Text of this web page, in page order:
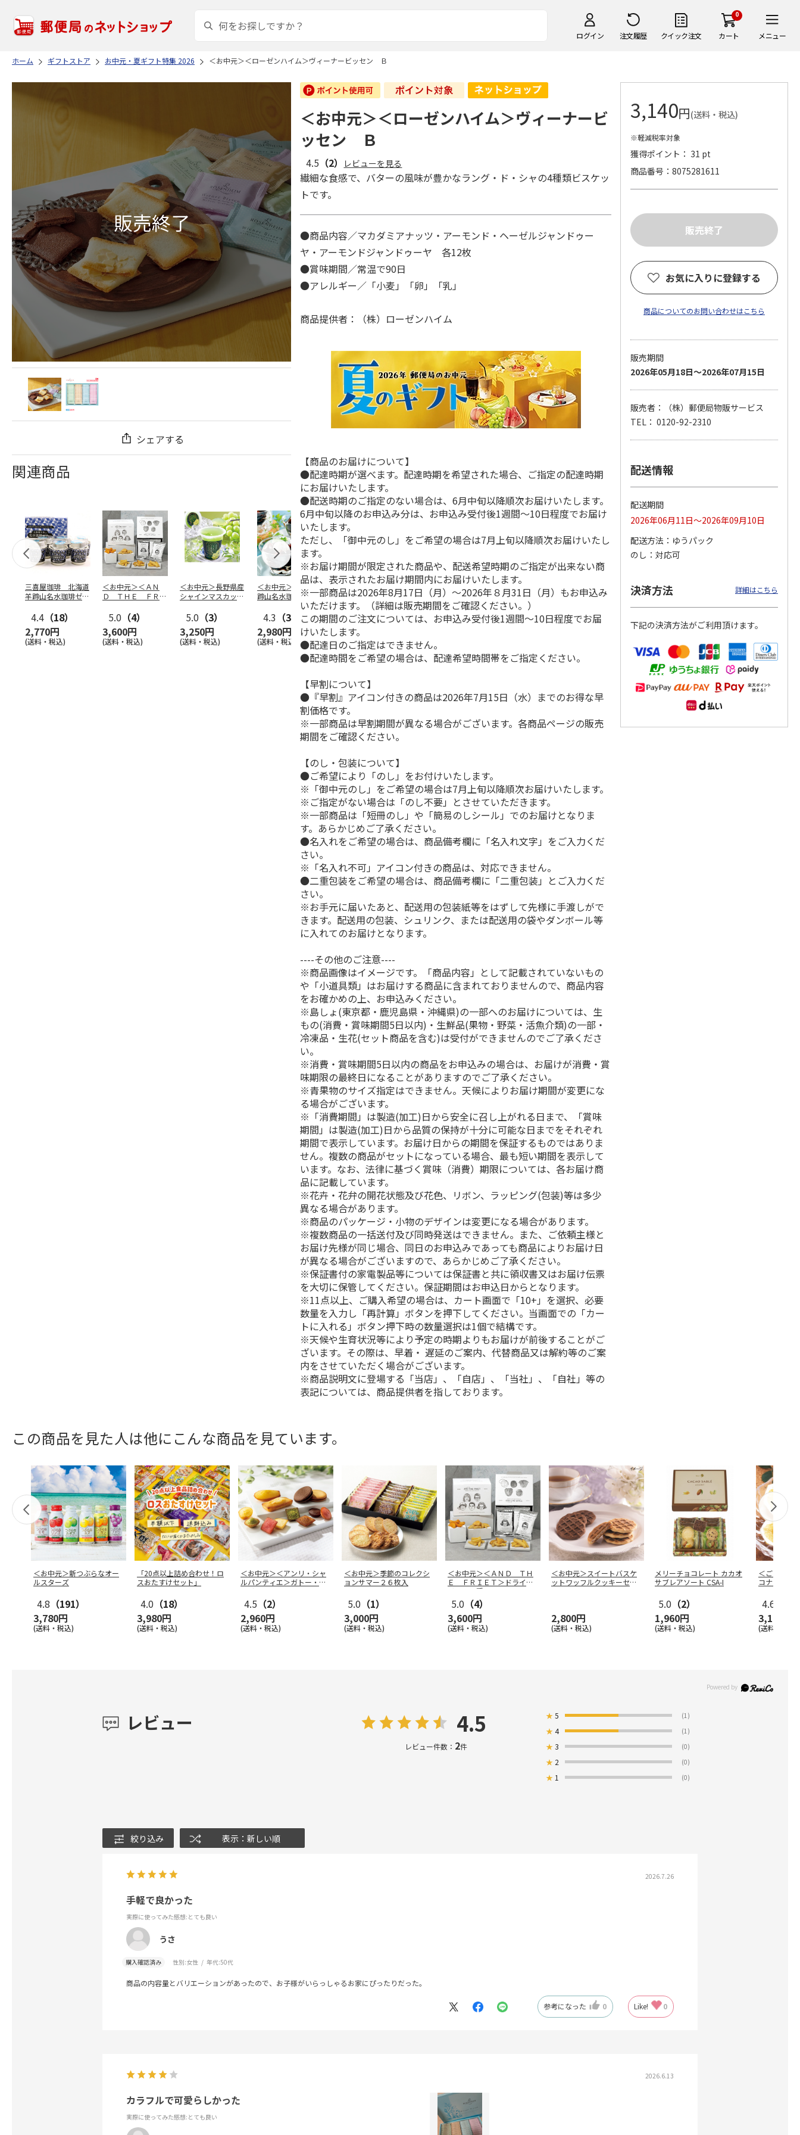
ログイン 注文履歴 クイック注文
0
カート メニュー
ホーム ギフトストア お中元・夏ギフト特集 2026 ＜お中元＞＜ローゼンハイム＞ヴィーナービッセン Ｂ
シェアする
関連商品
三喜屋珈琲 北海道
羊蹄山名水珈琲ゼリ
4.4 （18）
2,770円
(送料・税込)
＜お中元＞＜ＡＮ
Ｄ ＴＨＥ ＦＲＩ
ト５種
…
5.0 （4）
3,600円
(送料・税込)
＜お中元＞長野県産
シャインマスカット
5.0 （3）
3,250円
(送料・税込)
＜お中元＞北海道羊
蹄山名水珈琲ゼリー
4.3 （3）
2,980円
(送料・税込)
＜お中元＞＜ひとと
え＞３層デザートジ
ュレパフェ～国産フ
ルー …
4.7（10）
2,980円
(送料・税込)
＜お中元＞＜銀座千
疋屋＞銀座ゼリー９
個
5.0 （5）
(送料・税込)
バンホーテン「チョ
コレートシロップポ
ーション」
30g×21…
＜沼津深海プリン工
房＞プレーン・深海
【冷凍】三國シェフ
推奨 2種のブリュレ
6個セット(クレー…
4,320円
＜お中元＞＜ねんり
ん家＞夏限定 ひと
くちバーム詰合せ
3,980円
(送料・税込)
＜お中元＞＜ローゼンハイム＞ヴィーナービ
ッセン Ｂ
4.5 （2） レビューを見る
繊細な食感で、バターの風味が豊かなラング・ド・シャの4種類ビスケッ
トです。
●商品内容／マカダミアナッツ・アーモンド・ヘーゼルジャンドゥー
ヤ・アーモンドジャンドゥーヤ 各12枚
●賞味期間／常温で90日
●アレルギー／「小麦」「卵」「乳」
商品提供者：（株）ローゼンハイム
【商品のお届けについて】
●配達時期が選べます。配達時期を希望された場合、ご指定の配達時期
にお届けいたします。
●配送時期のご指定のない場合は、6月中旬以降順次お届けいたします。
6月中旬以降のお申込み分は、お申込み受付後1週間～10日程度でお届け
いたします。
ただし、「御中元のし」をご希望の場合は7月上旬以降順次お届けいたし
ます。
※お届け期間が限定された商品や、配送希望時期のご指定が出来ない商
品は、表示されたお届け期間内にお届けいたします。
※一部商品は2026年8月17日（月）～2026年８月31日（月）もお申込み
いただけます。（詳細は販売期間をご確認ください。）
この期間のご注文については、お申込み受付後1週間～10日程度でお届
けいたします。
●配達日のご指定はできません。
●配達時間をご希望の場合は、配達希望時間帯をご指定ください。
【早割について】
●『早割』アイコン付きの商品は2026年7月15日（水）までのお得な早
割価格です。
※一部商品は早割期間が異なる場合がございます。各商品ページの販売
期間をご確認ください。
【のし・包装について】
●ご希望により「のし」をお付けいたします。
※「御中元のし」をご希望の場合は7月上旬以降順次お届けいたします。
※ご指定がない場合は「のし不要」とさせていただきます。
※一部商品は「短冊のし」や「簡易のしシール」でのお届けとなりま
す。あらかじめご了承ください。
●名入れをご希望の場合は、商品備考欄に「名入れ文字」をご入力くだ
さい。
※「名入れ不可」アイコン付きの商品は、対応できません。
●二重包装をご希望の場合は、商品備考欄に「二重包装」とご入力くだ
さい。
※お手元に届いたあと、配送用の包装紙等をはずして先様に手渡しがで
きます。配送用の包装、シュリンク、または配送用の袋やダンボール等
に入れてのお届けとなります。
----その他のご注意----
※商品画像はイメージです。「商品内容」として記載されていないもの
や「小道具類」はお届けする商品に含まれておりませんので、商品内容
をお確かめの上、お申込みください。
※島しょ(東京都・鹿児島県・沖縄県)の一部へのお届けについては、生
もの(消費・賞味期間5日以内)・生鮮品(果物・野菜・活魚介類)の一部・
冷凍品・生花(セット商品を含む)は受付ができませんのでご了承くださ
い。
※消費・賞味期間5日以内の商品をお申込みの場合は、お届けが消費・賞
味期限の最終日になることがありますのでご了承ください。
※青果物のサイズ指定はできません。天候によりお届け期間が変更にな
る場合がございます。
※「消費期間」は製造(加工)日から安全に召し上がれる日まで、「賞味
期間」は製造(加工)日から品質の保持が十分に可能な日までをそれぞれ
期間で表示しています。お届け日からの期間を保証するものではありま
せん。複数の商品がセットになっている場合、最も短い期間を表示して
います。なお、法律に基づく賞味（消費）期限については、各お届け商
品に記載しています。
※花卉・花弁の開花状態及び花色、リボン、ラッピング(包装)等は多少
異なる場合があります。
※商品のパッケージ・小物のデザインは変更になる場合があります。
※複数商品の一括送付及び同時発送はできません。また、ご依頼主様と
お届け先様が同じ場合、同日のお申込みであっても商品によりお届け日
が異なる場合がございますので、あらかじめご了承ください。
※保証書付の家電製品等については保証書と共に領収書又はお届け伝票
を大切に保管してください。保証期間はお申込日からとなります。
※11点以上、ご購入希望の場合は、カート画面で「10+」を選択、必要
数量を入力し「再計算」ボタンを押下してください。当画面での「カー
トに入れる」ボタン押下時の数量選択は1個で結構です。
※天候や生育状況等により予定の時期よりもお届けが前後することがご
ざいます。その際は、早着・ 遅延のご案内、代替商品又は解約等のご案
内をさせていただく場合がございます。
※商品説明文に登場する「当店」、「自店」、「当社」、「自社」等の
表記については、商品提供者を指しております。
3,140円(送料・税込)
※軽減税率対象
獲得ポイント： 31 pt
商品番号
8075281611
お気に入りに登録する
商品についてのお問い合わせはこちら
販売期間
2026年05月18日～2026年07月15日
販売者：（株）郵便局物販サービス
TEL： 0120-92-2310
配送情報
配送期間
2026年06月11日～2026年09月10日
配送方法
ゆうパック
のし
対応可
決済方法 詳細はこちら
下記の決済方法がご利用頂けます。
この商品を見た人は他にこんな商品を見ています。
＜お中元＞新つぶらなオー
ルスターズ
4.8 （191）
3,780円
(送料・税込)
「20点以上詰め合わせ！ロ
スおたすけセット」
4.0 （18）
3,980円
(送料・税込)
＜お中元＞＜アンリ・シャ
ルパンティエ＞ガトー・キ
ュイ・アソ
4.5 （2）
2,960円
(送料・税込)
＜お中元＞季節のコレクシ
ョンサマー２６枚入
5.0 （1）
3,000円
(送料・税込)
＜お中元＞＜ＡＮＤ ＴＨ
Ｅ ＦＲＩＥＴ＞ドライフ
リット５種
5.0 （4）
3,600円
(送料・税込)
＜お中元＞スイートバスケ
ットワッフルクッキーセッ
2,800円
(送料・税込)
メリーチョコレート カカオ
サブレアソート CSA-I
5.0 （2）
1,960円
(送料・税込)
＜ご自宅用
コナツ）家
4.6
3,140円
(送料・税込)
レビュー 4.5
レビュー件数： 2件
★5 (1)
★4 (1)
★3 (0)
★ 2 (0)
★ 1 (0)
絞り込み 表示：新しい順
2026.7.26
手軽で良かった
実際に使ってみた感想:とても良い
うさ
購入確認済み 性別:女性 年代:50代
商品の内容量とバリエーションがあったので、お子様がいらっしゃるお家にぴったりだった。
参考になった 0 Like! 0
2026.6.13
カラフルで可愛らしかった
実際に使ってみた感想:とても良い